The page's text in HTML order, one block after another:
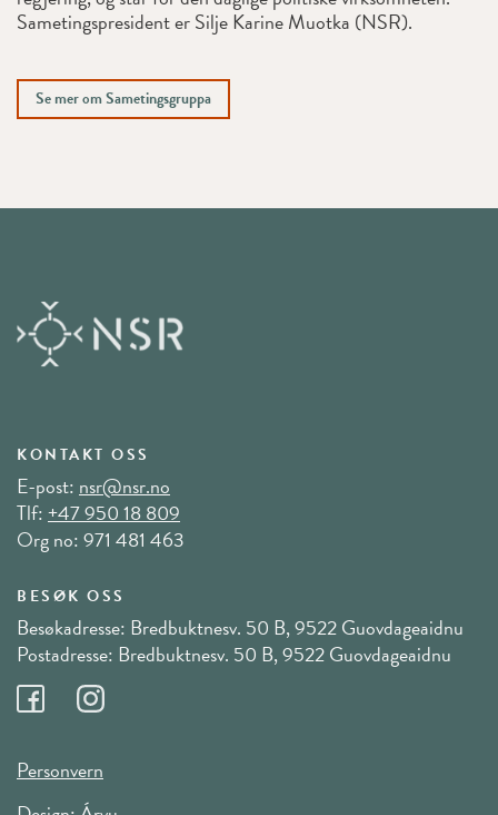
Sametingspresident er Silje Karine Muotka (NSR).
Se mer om Sametingsgruppa
KONTAKT OSS
E-post: nsr@nsr.no
Tlf:+47 950 18 809
Org no: 971 481 463
BESØK OSS
Besøkadresse: Bredbuktnesv. 50 B, 9522 Guovdageaidnu
Postadresse: Bredbuktnesv. 50 B, 9522 Guovdageaidnu
Personvern